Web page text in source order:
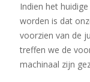
Indien het
worden is dat
voorzien van de
treffen we de
machinaal zijn